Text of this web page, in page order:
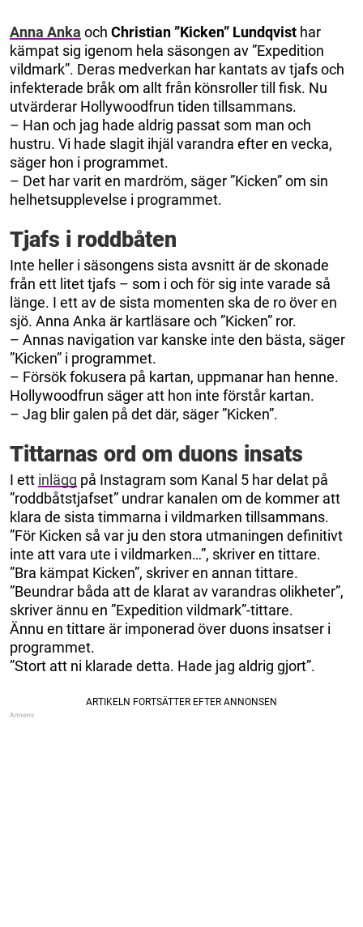
Anna Anka och Christian ”Kicken” Lundqvist har
kämpat sig igenom hela säsongen av ”Expedition
vildmark”. Deras medverkan har kantats av tjafs och
infekterade bråk om allt från könsroller till fisk. Nu
utvärderar Hollywoodfrun tiden tillsammans.
– Han och jag hade aldrig passat som man och
hustru. Vi hade slagit ihjäl varandra efter en vecka,
säger hon i programmet.
– Det har varit en mardröm, säger ”Kicken” om sin
helhetsupplevelse i programmet.
Tjafs i roddbåten
Inte heller i säsongens sista avsnitt är de skonade
från ett litet tjafs – som i och för sig inte varade så
länge. I ett av de sista momenten ska de ro över en
sjö. Anna Anka är kartläsare och ”Kicken” ror.
– Annas navigation var kanske inte den bästa, säger
”Kicken” i programmet.
– Försök fokusera på kartan, uppmanar han henne.
Hollywoodfrun säger att hon inte förstår kartan.
– Jag blir galen på det där, säger ”Kicken”.
Tittarnas ord om duons insats
I ett inlägg på Instagram som Kanal 5 har delat på
”roddbåtstjafset” undrar kanalen om de kommer att
klara de sista timmarna i vildmarken tillsammans.
”För Kicken så var ju den stora utmaningen definitivt
inte att vara ute i vildmarken…”, skriver en tittare.
”Bra kämpat Kicken”, skriver en annan tittare.
”Beundrar båda att de klarat av varandras olikheter”,
skriver ännu en ”Expedition vildmark”-tittare.
Ännu en tittare är imponerad över duons insatser i
programmet.
”Stort att ni klarade detta. Hade jag aldrig gjort”.